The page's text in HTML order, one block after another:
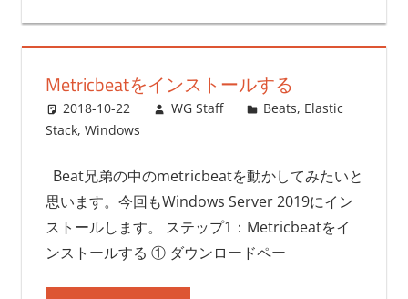
Metricbeatをインストールする
2018-10-22 WG Staff Beats, Elastic
Stack, Windows
Beat兄弟の中のmetricbeatを動かしてみたいと
思います。今回もWindows Server 2019にイン
ストールします。 ステップ1：Metricbeatをイ
ンストールする ① ダウンロードペー